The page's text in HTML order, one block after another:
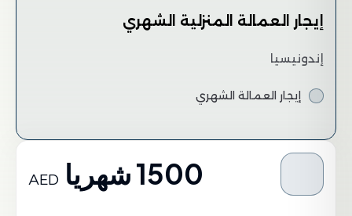
إيجار العمالة المنزلية الشهري
إندونيسيا
إيجار العمالة الشهري
1500 شهريا AED